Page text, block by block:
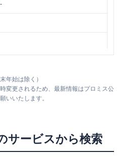
-
年始は除く）
変更されるため、最新情報はプロミス公
いいたします。
サービスから検索